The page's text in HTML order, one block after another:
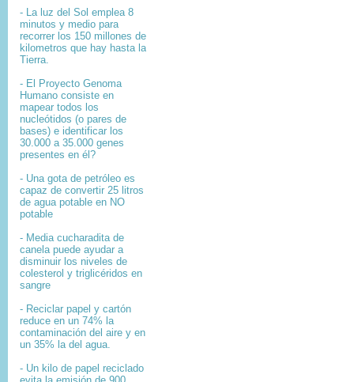
- La luz del Sol emplea 8
minutos y medio para
recorrer los 150 millones de
kilometros que hay hasta la
Tierra.
- El
Proyecto Genoma
Humano consiste en
mapear todos los
nucleótidos (o pares de
bases) e identificar los
30.000 a 35.000 genes
presentes en él?
- Una gota de petróleo es
capaz de convertir 25 litros
de agua potable en NO
potable
- Media cucharadita de
canela puede ayudar a
disminuir los niveles de
colesterol y triglicéridos en
sangre
- Reciclar papel y cartón
reduce en un 74% la
contaminación del aire y en
un 35% la del agua.
- Un kilo de papel reciclado